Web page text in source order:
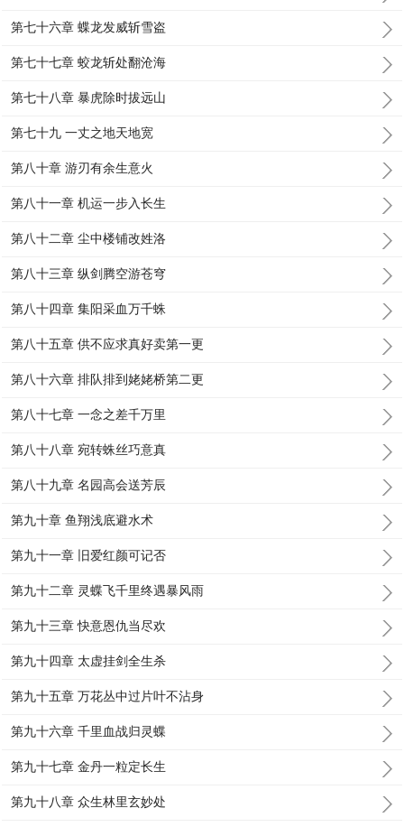
第七十六章 蝶龙发威斩雪盗
第七十七章 蛟龙斩处翻沧海
第七十八章 暴虎除时拔远山
第七十九 一丈之地天地宽
第八十章 游刃有余生意火
第八十一章 机运一步入长生
第八十二章 尘中楼铺改姓洛
第八十三章 纵剑腾空游苍穹
第八十四章 集阳采血万千蛛
第八十五章 供不应求真好卖第一更
第八十六章 排队排到姥姥桥第二更
第八十七章 一念之差千万里
第八十八章 宛转蛛丝巧意真
第八十九章 名园高会送芳辰
第九十章 鱼翔浅底避水术
第九十一章 旧爱红颜可记否
第九十二章 灵蝶飞千里终遇暴风雨
第九十三章 快意恩仇当尽欢
第九十四章 太虚挂剑全生杀
第九十五章 万花丛中过片叶不沾身
第九十六章 千里血战归灵蝶
第九十七章 金丹一粒定长生
第九十八章 众生林里玄妙处